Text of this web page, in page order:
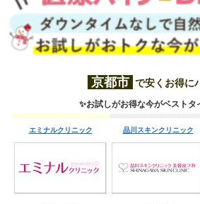
京都市 で安くお得に
✨お試しがお得な今がベストタ
エミナルクリニック 品川スキンクリニック